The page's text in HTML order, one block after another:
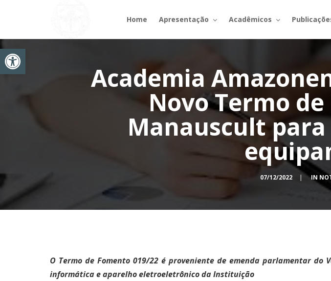
Abrir a barra de ferramentas
Home Apresentação Acadêmicos
Academia
Novo Termo
Manauscult
07/12/2022 | IN
O Termo de Fomento 019/22 é proveniente de emenda parlamentar do
informática e aparelho eletroeletrônico da Instituição